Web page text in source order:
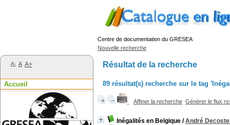
Centre de documentation du GRESEA
Nouvelle recherche
Résultat de la recherche
89 résultat(s) recherche sur le tag
Affiner la recherche Générer le flux
Inégalités en Belgique /André
A- A A+
Accueil